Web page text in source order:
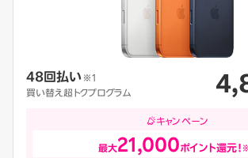
48回払い ※1
買い替え超トクプログラム
キャンペーン
最大21,000ポイント還元！